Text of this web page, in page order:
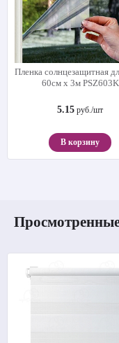
Пленка солнцезащитная
60см х 3м PSZ603K
5.15 руб./шт
В корзину